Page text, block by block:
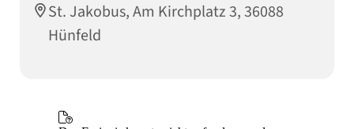
St. Jakobus, Am Kirchplatz 3, 36088
Hünfeld